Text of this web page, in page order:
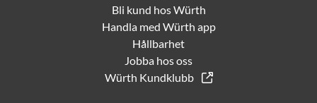
Bli kund hos Würth
Handla med Würth app
Hållbarhet
Jobba hos oss
Würth Kundklubb